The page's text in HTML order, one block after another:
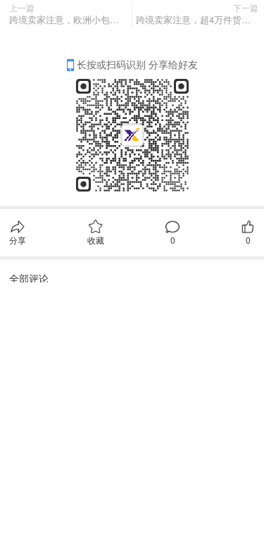
上一篇
跨境卖家注意，欧洲小包时代免税彻底终结，美国严查IOR，本周物流该怎么发！
下一篇
跨境卖家注意，超4万件货物被扣 ，物流延误预警，本周物流该怎么发！
长按或扫码识别 分享给好友
分享 收藏 0 0
全部评论